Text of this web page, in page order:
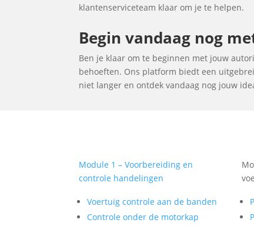
klantenserviceteam klaar om je te helpen.
Begin vandaag nog
Ben je klaar om te beginnen met jouw
behoeften. Ons platform biedt een
niet langer en ontdek vandaag nog jouw
Module 1 – Voorbereiding en
controle handelingen
Voertuig controle aan de banden
Controle onder de motorkap